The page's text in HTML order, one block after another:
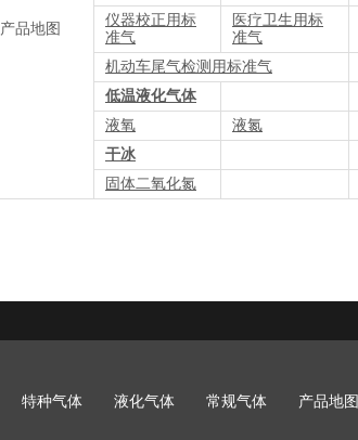
产品地图
仪器校正用标
准气
医疗卫生用标
准气
机动车尾气检测用标准气
低温液化气体
液氧
液氮
干冰
固体二氧化氮
特种气体 液化气体 常规气体 产品地图